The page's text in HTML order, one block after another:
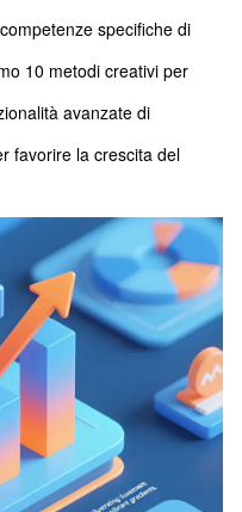
specifiche di
10 metodi creativi per
avanzate di
favorire la crescita del